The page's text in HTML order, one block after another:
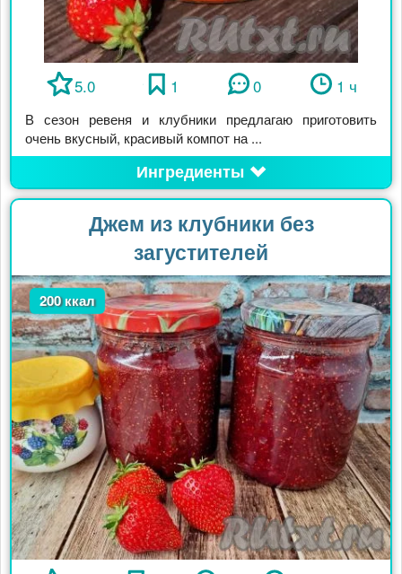
5.0 1 0 1 ч
В сезон ревеня и клубники предлагаю приготовить
очень вкусный, красивый компот на ...
Ингредиенты
Джем из клубники без
загустителей
200 ккал